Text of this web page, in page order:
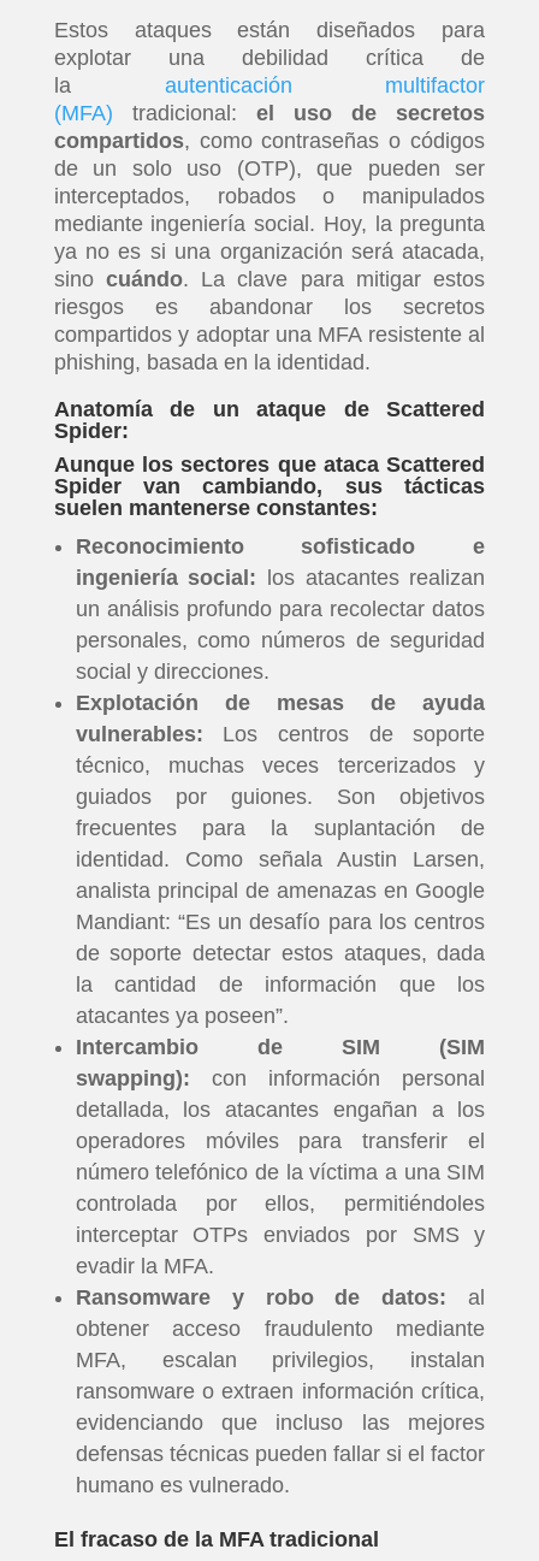
Estos ataques están diseñados para
explotar una debilidad crítica de
la autenticación multifactor
(MFA) tradicional: el uso de secretos
compartidos, como contraseñas o códigos
de un solo uso (OTP), que pueden ser
interceptados, robados o manipulados
mediante ingeniería social. Hoy, la pregunta
ya no es si una organización será atacada,
sinocuándo. La clave para mitigar estos
riesgos es abandonar los secretos
compartidos y adoptar una MFA resistente al
phishing, basada en la identidad.
Anatomía de un ataque de Scattered
Spider:
Aunque los sectores que ataca Scattered
Spider van cambiando, sus tácticas
suelen mantenerse constantes:
Reconocimiento sofisticado e
ingeniería social: los atacantes realizan
un análisis profundo para recolectar datos
personales, como números de seguridad
social y direcciones.
Explotación de mesas de ayuda
vulnerables: Los centros de soporte
técnico, muchas veces tercerizados y
guiados por guiones. Son objetivos
frecuentes para la suplantación de
identidad. Como señala Austin Larsen,
analista principal de amenazas en Google
Mandiant: “Es un desafío para los centros
de soporte detectar estos ataques, dada
la cantidad de información que los
atacantes ya poseen”.
Intercambio de SIM (SIM
swapping): con información personal
detallada, los atacantes engañan a los
operadores móviles para transferir el
número telefónico de la víctima a una SIM
controlada por ellos, permitiéndoles
interceptar OTPs enviados por SMS y
evadir la MFA.
Ransomware y robo de datos: al
obtener acceso fraudulento mediante
MFA, escalan privilegios, instalan
ransomware o extraen información crítica,
evidenciando que incluso las mejores
defensas técnicas pueden fallar si el factor
humano es vulnerado.
El fracaso de la MFA tradicional